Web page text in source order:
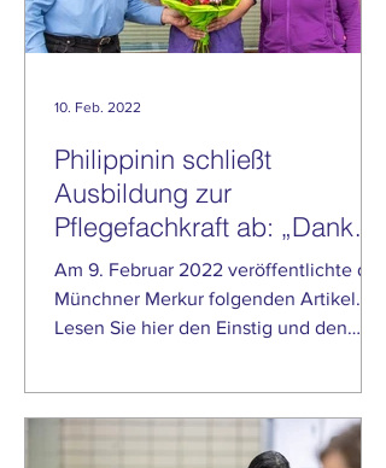
Philippinin schließt
Ausbildung zur
Pflegefachkraft ab: „Danke
dem Himmivater da oben“
Am 9. Februar 2022 veröffentlichte der
Münchner Merkur folgenden Artikel.
Lesen Sie hier den Einstig und den
10. Feb. 2022